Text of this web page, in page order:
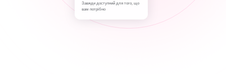
Завжди доступний для того, що
вам потрібно